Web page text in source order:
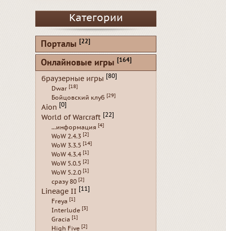
Категории
Порталы [22]
Онлайновые игры [164]
браузерные игры [80]
Dwar [18]
Бойцовский клуб [29]
Aion [0]
World of Warcraft [22]
...информация [4]
WoW 2.4.3 [2]
WoW 3.3.5 [14]
WoW 4.3.4 [1]
WoW 5.0.5 [2]
WoW 5.2.0 [1]
сразу 80 [2]
Lineage II [11]
Freya [1]
Interlude [3]
Gracia [1]
High Five [2]